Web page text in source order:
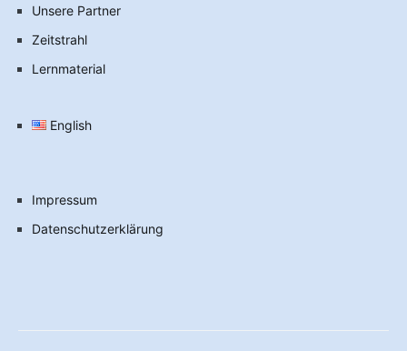
Unsere Partner
Zeitstrahl
Lernmaterial
English
Impressum
Datenschutzerklärung